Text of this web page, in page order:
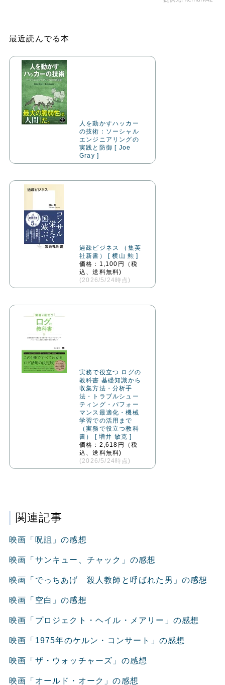
最近読んでる本
人を動かすハッカー
の技術：ソーシャル
エンジニアリングの
実践と防御 [ Joe
Gray ]
過疎ビジネス （集英
社新書） [ 横山 勲 ]
価格：1,100円（税
込、送料無料)
(2026/5/24時点)
実務で役立つ ログの
教科書 基礎知識から
収集方法・分析手
法・トラブルシュー
ティング・パフォー
マンス最適化・機械
学習での活用まで
（実務で役立つ教科
書） [ 増井 敏克 ]
価格：2,618円（税
込、送料無料)
(2026/5/24時点)
関連記事
映画「呪詛」の感想
映画「サンキュー、チャック」の感想
映画「でっちあげ 殺人教師と呼ばれた男」の感想
映画「空白」の感想
映画「プロジェクト・ヘイル・メアリー」の感想
映画「1975年のケルン・コンサート」の感想
映画「ザ・ウォッチャーズ」の感想
映画「オールド・オーク」の感想